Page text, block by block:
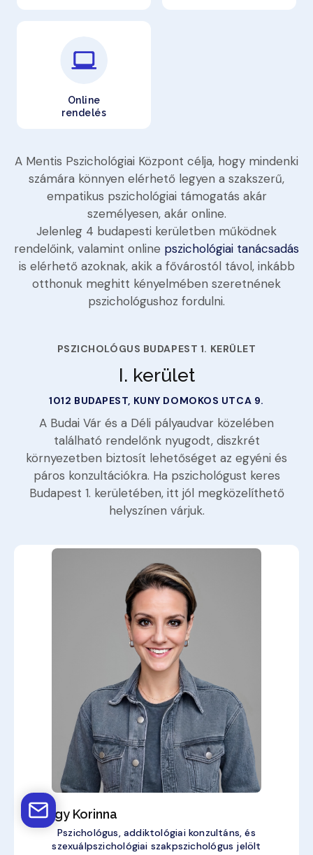
Online
rendelés
A Mentis Pszichológiai Központ célja, hogy mindenki
számára könnyen elérhető legyen a szakszerű,
empatikus pszichológiai támogatás akár
személyesen, akár online.
Jelenleg 4 budapesti kerületben működnek
rendelőink, valamint online pszichológiai tanácsadás
is elérhető azoknak, akik a fővárostól távol, inkább
otthonuk meghitt kényelmében szeretnének
pszichológushoz fordulni.
PSZICHOLÓGUS BUDAPEST 1. KERÜLET
I. kerület
1012 BUDAPEST, KUNY DOMOKOS UTCA 9.
A Budai Vár és a Déli pályaudvar közelében
található rendelőnk nyugodt, diszkrét
környezetben biztosít lehetőséget az egyéni és
páros konzultációkra. Ha pszichológust keres
Budapest 1. kerületében, itt jól megközelíthető
helyszínen várjuk.
György Korinna
Pszichológus, addiktológiai konzultáns, és
szexuálpszichológiai szakpszichológus jelölt